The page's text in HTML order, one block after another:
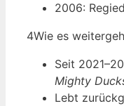
2006:
4Wie es
Seit
Mighty
Lebt